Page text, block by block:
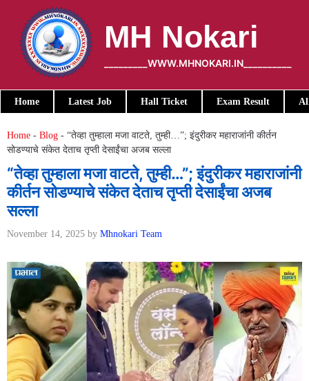
content
MH Nokari
_________WWW.MHNOKARI.IN__________
Home Latest Job Hall Ticket Exam Result
Home - Blog - “तेव्हा तुम्हाला मजा वाटते, तुम्ही…”; इंदुरीकर महाराजांनी कीर्तन
सोडण्याचे संकेत देताच तृप्ती देसाईंचा अजब सल्ला
“तेव्हा तुम्हाला मजा वाटते, तुम्ही…”; इंदुरीकर महाराजांनी
कीर्तन सोडण्याचे संकेत देताच तृप्ती देसाईंचा अजब
सल्ला
November 14, 2025 by Mhnokari Team